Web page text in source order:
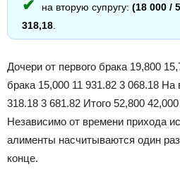
на вторую супругу: (18 000 /
318,18.
Дочери от первого брака 19,800
брака 15,000 11 931.82 3 068.18
318.18 3 681.82 Итого 52,800
Независимо от времени прихода
алименты насчитываются один
конце.